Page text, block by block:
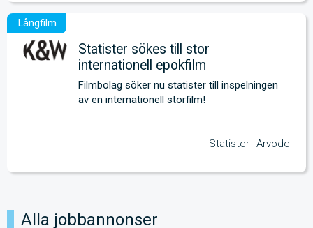
Statister sökes till stor
internationell epokfilm
Filmbolag söker nu statister till inspelningen
av en internationell storfilm!
Statister Arvode
Alla jobbannonser